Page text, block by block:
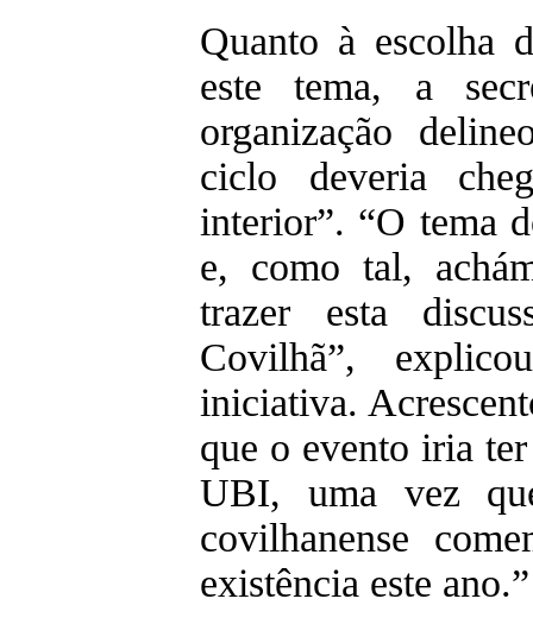
Quanto à escolha
este tema, a
organização
ciclo deveria
interior”. “O tema
e, como tal,
trazer esta
Covilhã”,
iniciativa.
que o evento iria
UBI, uma vez
covilhanense
existência este